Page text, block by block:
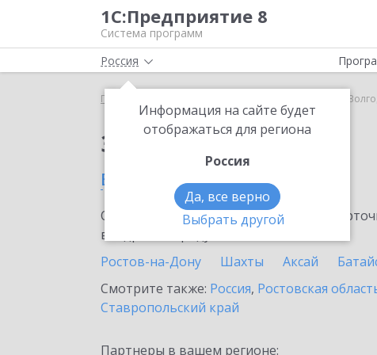
1С:Предприятие 8
Система программ
Россия
Информация на сайте будет
отображаться для региона
Россия
Да, все верно
Выбрать другой
Главная 1С:ЕГИСЗ в
Заказать 1С:ЕГИСЗ
в Волгодонске
Ознакомьтесь с информационными
внедрение продукта.
Ростов-на-Дону
Шахты Аксай
Смотрите также: Россия, Ростовская
Ставропольский край
Партнеры в вашем регионе: